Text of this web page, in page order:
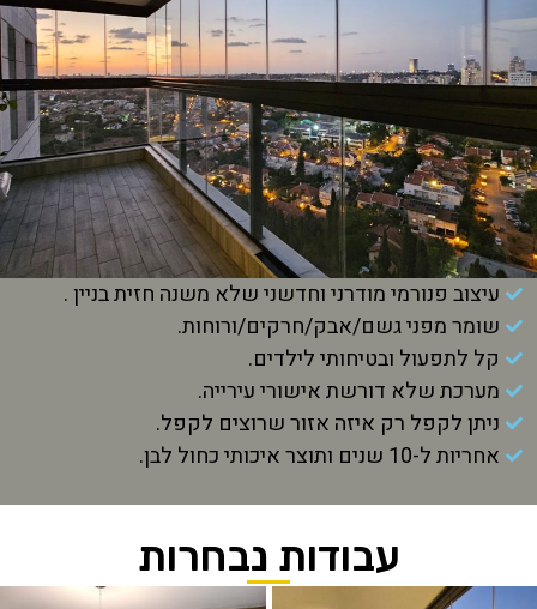
עיצוב פנורמי מודרני וחדשני שלא משנה חזית בניין .
שומר מפני גשם/אבק/חרקים/ורוחות.
קל לתפעול ובטיחותי לילדים.
מערכת שלא דורשת אישורי עירייה.
ניתן לקפל רק איזה אזור שרוצים לקפל.
אחריות ל-10 שנים ותוצר איכותי כחול לבן.
עבודות נבחרות